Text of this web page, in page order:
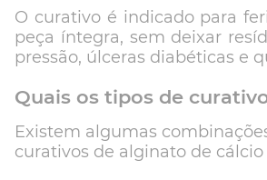
O curativo é indicado para
peça íntegra, sem deixar
pressão, úlceras diabéticas e
Quais os tipos de
Existem algumas
curativos de alginato de